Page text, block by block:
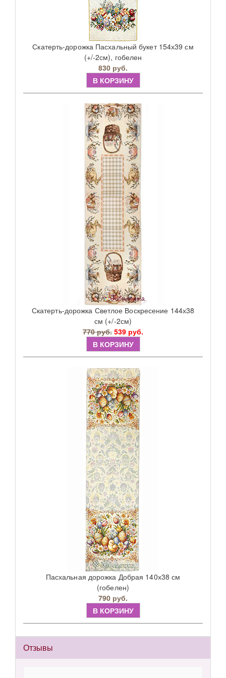
Скатерть-дорожка Пасхальный букет 154х39 см
(+/-2см), гобелен
830 руб.
В КОРЗИНУ
Скатерть-дорожка Светлое Воскресение 144х38
см (+/-2см)
770 руб. 539 руб.
В КОРЗИНУ
Пасхальная дорожка Добрая 140х38 см
(гобелен)
790 руб.
В КОРЗИНУ
Отзывы